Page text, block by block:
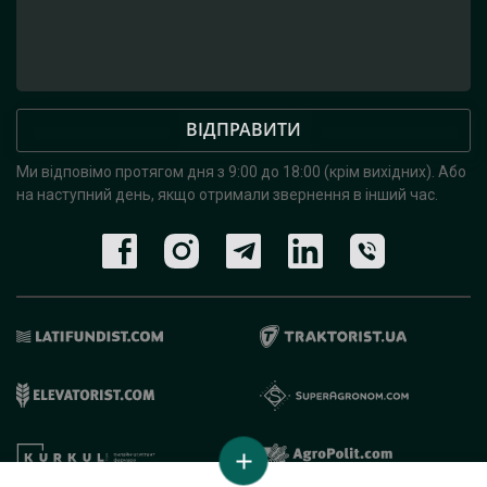
ВІДПРАВИТИ
Ми відповімо протягом дня з 9:00 до 18:00 (крім вихідних). Або
на наступний день, якщо отримали звернення в інший час.